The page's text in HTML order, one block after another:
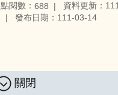
點閱數： 688 資料更新：
發布日期：111-03-14
關閉